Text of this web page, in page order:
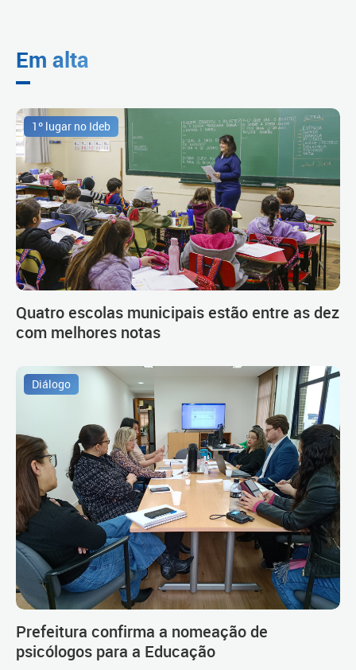
Em alta
1º lugar no Ideb
Quatro escolas municipais estão entre as dez
com melhores notas
Diálogo
Prefeitura confirma a nomeação de
psicólogos para a Educação